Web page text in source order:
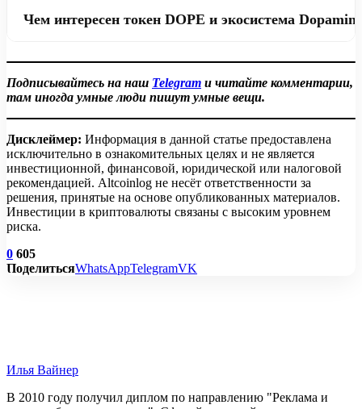
соответствующих пулах Launchpool. Минимальная
максимальные лимиты достигали 20 000 BGB и 10 000
USDT соответственно.
пропорционально доле пользователя в общем пуле
BGB или USDT, тем выше была его доля в
распределении токенов DOPE. Расчет происходил
автоматически на основе общего объема ставок всех
участников.
Чем интересен токен DOPE и экосистема
игровыми механиками. Платформа предлагает
инструменты для торговли, аналитики крипторынка и
финансовых и игровых функций проект ориентирован
на новую аудиторию Web3.
Подписывайтесь на наш Telegram и читайте комментарии,
там иногда умные люди пишут умные вещи.
Дисклеймер: Информация в данной статье предоставлена
исключительно в ознакомительных целях и не является
инвестиционной, финансовой, юридической или налоговой
рекомендацией. Altcoinlog не несёт ответственности за
решения, принятые на основе опубликованных материалов.
Инвестиции в криптовалюты связаны с высоким уровнем
риска.
0 605
ПоделитьсяWhatsAppTelegramVK
Илья Вайнер
В 2010 году получил диплом по направлению "Реклама и